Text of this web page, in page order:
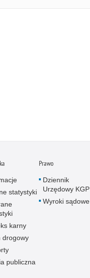
statystyki
karny
drogowy
publiczna
Prawo
Dziennik
Urzędowy KGP
Wyroki sądowe